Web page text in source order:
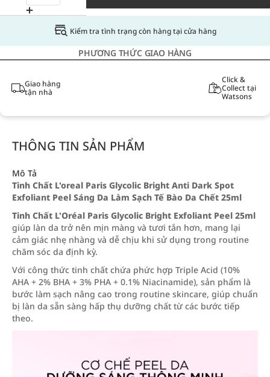
Kiểm tra tình trạng còn hàng tại cửa hàng
PHƯƠNG THỨC GIAO HÀNG
Giao hàng
tận nhà
Click &
Collect tại
Watsons
THÔNG TIN SẢN PHẨM
Mô Tả
Tinh Chất L'oreal Paris Glycolic Bright Anti Dark Spot
Exfoliant Peel Sáng Da Làm Sạch Tế Bào Da Chết 25ml
Tinh Chất L'Oréal Paris Glycolic Bright Exfoliant Peel 25ml
giúp làn da trở nên mịn màng và tươi tắn hơn, mang lại
cảm giác nhẹ nhàng và dễ chịu khi sử dụng trong routine
chăm sóc da định kỳ.
Với công thức tinh chất chứa phức hợp Triple Acid (10%
AHA + 2% BHA + 3% PHA + 0.1% Niacinamide), sản phẩm là
bước làm sạch nâng cao trong routine skincare, giúp chuẩn
bị làn da sẵn sàng hấp thụ dưỡng chất từ các bước tiếp
theo.